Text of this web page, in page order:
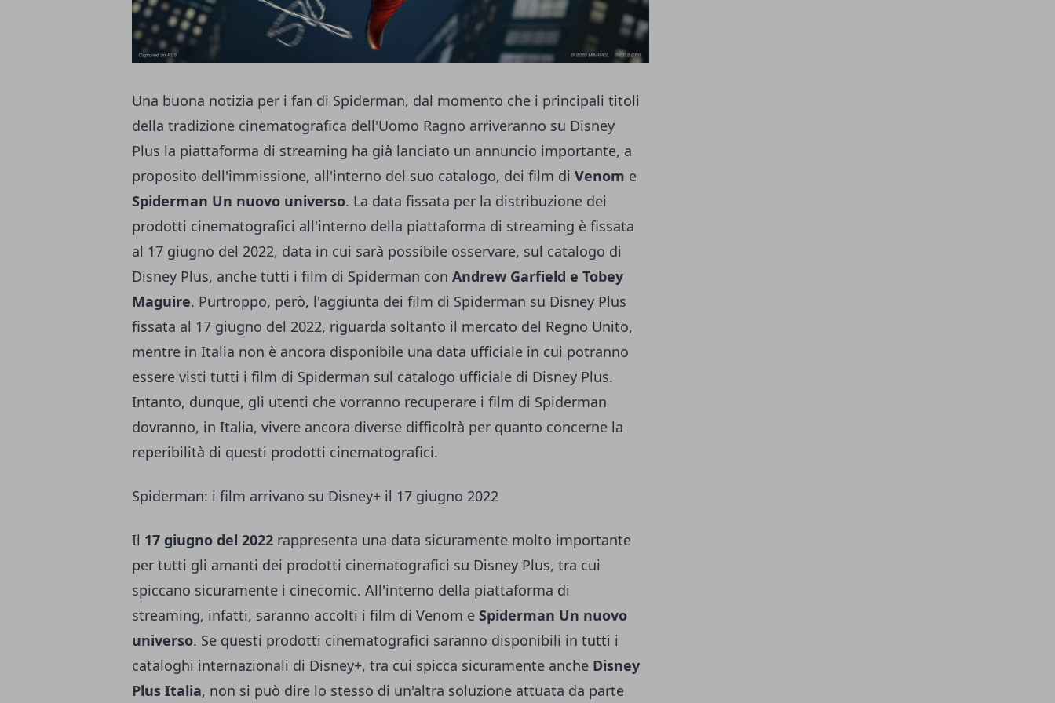
Una buona notizia per i fan di Spiderman, dal momento che i principali titoli
della tradizione cinematografica dell'Uomo Ragno arriveranno su Disney
Plus la piattaforma di streaming ha già lanciato un annuncio importante, a
proposito dell'immissione, all'interno del suo catalogo, dei film di Venom e
Spiderman Un nuovo universo. La data fissata per la distribuzione dei
prodotti cinematografici all'interno della piattaforma di streaming è fissata
al 17 giugno del 2022, data in cui sarà possibile osservare, sul catalogo di
Disney Plus, anche tutti i film di Spiderman con Andrew Garfield e Tobey
Maguire. Purtroppo, però, l'aggiunta dei film di Spiderman su Disney Plus
fissata al 17 giugno del 2022, riguarda soltanto il mercato del Regno Unito,
mentre in Italia non è ancora disponibile una data ufficiale in cui potranno
essere visti tutti i film di Spiderman sul catalogo ufficiale di Disney Plus.
Intanto, dunque, gli utenti che vorranno recuperare i film di Spiderman
dovranno, in Italia, vivere ancora diverse difficoltà per quanto concerne la
reperibilità di questi prodotti cinematografici.
Spiderman: i film arrivano su Disney+ il 17 giugno 2022
Il 17 giugno del 2022 rappresenta una data sicuramente molto importante
per tutti gli amanti dei prodotti cinematografici su Disney Plus, tra cui
spiccano sicuramente i cinecomic. All'interno della piattaforma di
streaming, infatti, saranno accolti i film di Venom e Spiderman Un nuovo
universo. Se questi prodotti cinematografici saranno disponibili in tutti i
cataloghi internazionali di Disney+, tra cui spicca sicuramente anche Disney
Plus Italia, non si può dire lo stesso di un'altra soluzione attuata da parte